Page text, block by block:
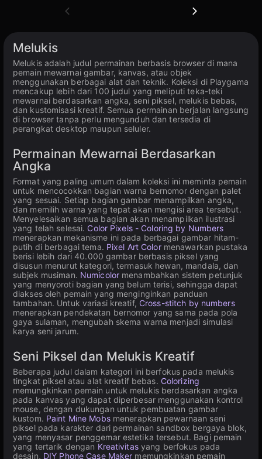
Melukis
Melukis adalah judul permainan berbasis browser di mana
pemain mewarnai gambar, kanvas, atau objek
menggunakan berbagai alat dan teknik. Koleksi di Playgama
mencakup lebih dari 100 judul yang meliputi teka-teki
mewarnai berdasarkan angka, seni piksel, melukis bebas,
dan kustomisasi kreatif. Semua permainan berjalan langsung
di browser tanpa perlu mengunduh dan tersedia di
perangkat desktop maupun seluler.
Permainan Mewarnai Berdasarkan
Angka
Format yang paling umum dalam koleksi ini meminta pemain
untuk mencocokkan bagian warna bernomor dengan palet
yang sesuai. Setiap bagian gambar menampilkan angka,
dan memilih warna yang tepat akan mengisi area tersebut.
Menyelesaikan semua bagian akan menampilkan ilustrasi
yang telah selesai. Color Pixels - Coloring by Numbers
menerapkan mekanisme ini pada berbagai gambar hitam-
putih di berbagai tema. Pixel Art Colormenawarkan pustaka
berisi lebih dari 40.000 gambar berbasis piksel yang
disusun menurut kategori, termasuk hewan, mandala, dan
subjek musiman. Numicolor menambahkan sistem petunjuk
yang menyoroti bagian yang belum terisi, sehingga dapat
diakses oleh pemain yang menginginkan panduan
tambahan. Untuk variasi kreatif, Cross-stitch by numbers
menerapkan pendekatan bernomor yang sama pada pola
gaya sulaman, mengubah skema warna menjadi simulasi
karya seni jarum.
Seni Piksel dan Melukis Kreatif
Beberapa judul dalam kategori ini berfokus pada melukis
tingkat piksel atau alat kreatif bebas. Colorizing
memungkinkan pemain untuk melukis berdasarkan angka
pada kanvas yang dapat diperbesar menggunakan kontrol
mouse, dengan dukungan untuk pembuatan gambar
kustom. Paint Mine Mobsmenerapkan pewarnaan seni
piksel pada karakter dari permainan sandbox bergaya blok,
yang menyasar penggemar estetika tersebut. Bagi pemain
yang tertarik dengan Kreativitasyang berfokus pada
desain, DIY Phone Case Maker memungkinkan pemain